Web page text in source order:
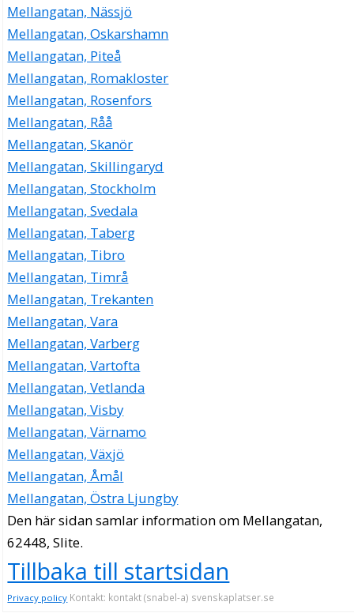
Mellangatan, Nässjö
Mellangatan, Oskarshamn
Mellangatan, Piteå
Mellangatan, Romakloster
Mellangatan, Rosenfors
Mellangatan, Råå
Mellangatan, Skanör
Mellangatan, Skillingaryd
Mellangatan, Stockholm
Mellangatan, Svedala
Mellangatan, Taberg
Mellangatan, Tibro
Mellangatan, Timrå
Mellangatan, Trekanten
Mellangatan, Vara
Mellangatan, Varberg
Mellangatan, Vartofta
Mellangatan, Vetlanda
Mellangatan, Visby
Mellangatan, Värnamo
Mellangatan, Växjö
Mellangatan, Åmål
Mellangatan, Östra Ljungby
Den här sidan samlar information om Mellangatan,
62448, Slite.
Tillbaka till startsidan
Privacy policy Kontakt: kontakt (snabel-a) svenskaplatser.se